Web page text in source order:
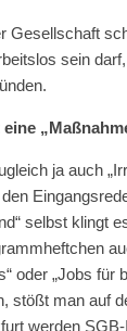
Gesellschaft
sein
ja auch
selbst klingt
oder „Jobs für
stößt man auf
werden